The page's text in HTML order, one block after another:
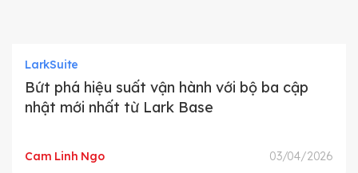
LarkSuite
Bứt phá hiệu suất vận hành với bộ ba cập
nhật mới nhất từ Lark Base
Cam Linh Ngo 03/04/2026